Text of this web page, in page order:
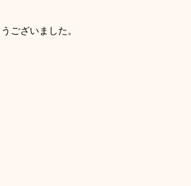
ございました。